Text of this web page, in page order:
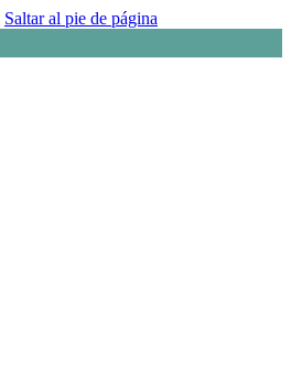
Saltar al pie de página